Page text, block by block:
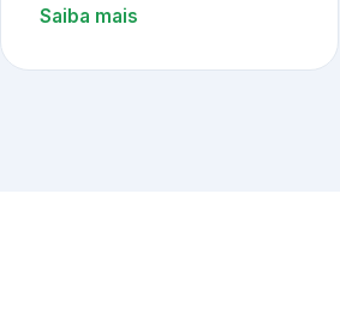
Saiba mais